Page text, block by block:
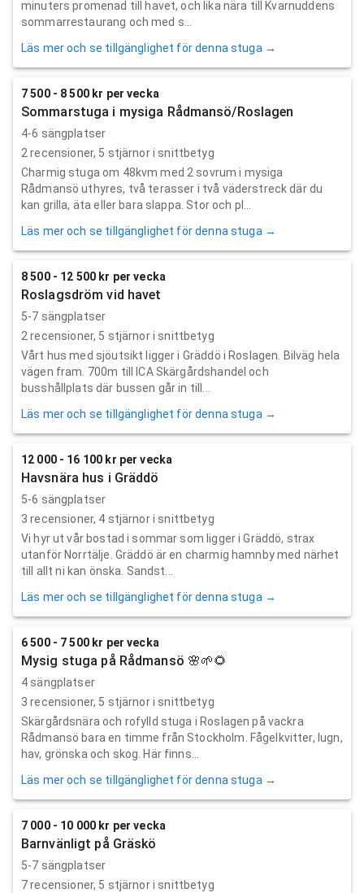
minuters promenad till havet, och lika nära till Kvarnuddens
sommarrestaurang och med s...
Läs mer och se tillgänglighet för denna stuga →
7 500 - 8 500 kr per vecka
Sommarstuga i mysiga Rådmansö/Roslagen
4-6 sängplatser
2 recensioner, 5 stjärnor i snittbetyg
Charmig stuga om 48kvm med 2 sovrum i mysiga
Rådmansö uthyres, två terasser i två väderstreck där du
kan grilla, äta eller bara slappa. Stor och pl...
Läs mer och se tillgänglighet för denna stuga →
8 500 - 12 500 kr per vecka
Roslagsdröm vid havet
5-7 sängplatser
2 recensioner, 5 stjärnor i snittbetyg
Vårt hus med sjöutsikt ligger i Gräddö i Roslagen. Bilväg hela
vägen fram. 700m till ICA Skärgårdshandel och
busshållplats där bussen går in till...
Läs mer och se tillgänglighet för denna stuga →
12 000 - 16 100 kr per vecka
Havsnära hus i Gräddö
5-6 sängplatser
3 recensioner, 4 stjärnor i snittbetyg
Vi hyr ut vår bostad i sommar som ligger i Gräddö, strax
utanför Norrtälje. Gräddö är en charmig hamnby med närhet
till allt ni kan önska. Sandst...
Läs mer och se tillgänglighet för denna stuga →
6 500 - 7 500 kr per vecka
Mysig stuga på Rådmansö 🌸🌱🌻
4 sängplatser
3 recensioner, 5 stjärnor i snittbetyg
Skärgårdsnära och rofylld stuga i Roslagen på vackra
Rådmansö bara en timme från Stockholm. Fågelkvitter, lugn,
hav, grönska och skog. Här finns...
Läs mer och se tillgänglighet för denna stuga →
7 000 - 10 000 kr per vecka
Barnvänligt på Gräskö
5-7 sängplatser
7recensioner, 5 stjärnor i snittbetyg